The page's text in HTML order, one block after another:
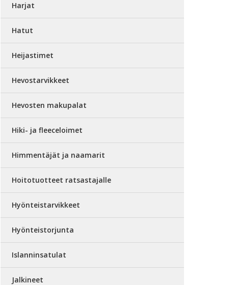
Harjat
Hatut
Heijastimet
Hevostarvikkeet
Hevosten makupalat
Hiki- ja fleeceloimet
Himmentäjät ja naamarit
Hoitotuotteet ratsastajalle
Hyönteistarvikkeet
Hyönteistorjunta
Islanninsatulat
Jalkineet